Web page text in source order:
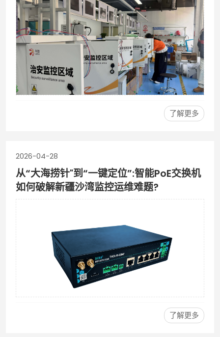
了解更多
2026-04-28
从“大海捞针"到“一键定位”:智能PoE交换机
如何破解新疆沙湾监控运维难题?
了解更多